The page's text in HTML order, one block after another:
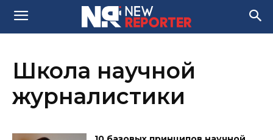
Школа научной
журналистики